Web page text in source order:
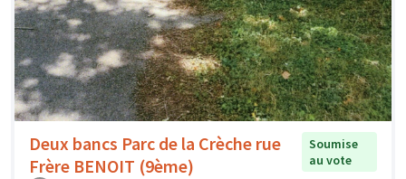
Deux bancs Parc de la Crèche rue
Frère BENOIT (9ème)
Soumise
au vote